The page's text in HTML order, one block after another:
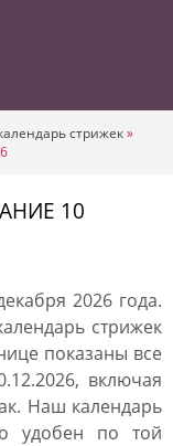
стрижек»
10
2026 года.
стрижек
показаны все
включая
Наш календарь
удобен по той